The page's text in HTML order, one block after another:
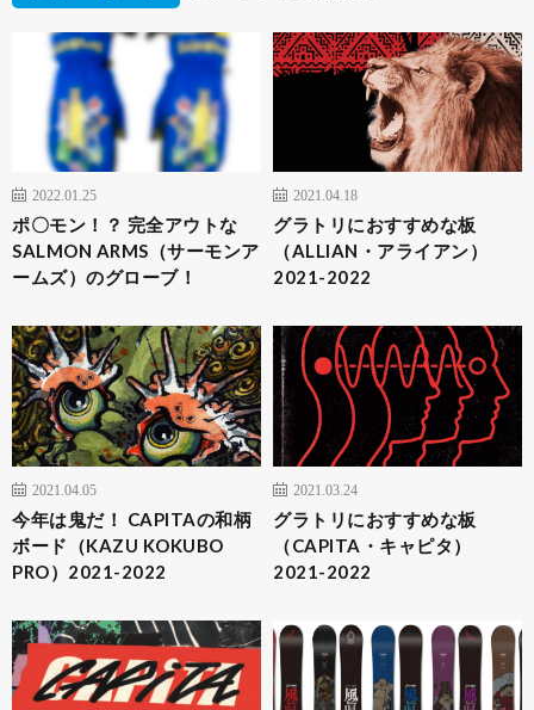
2022.01.25
ポ〇モン！？ 完全アウトな
SALMON ARMS（サーモンア
ームズ）のグローブ！
2021.04.18
グラトリにおすすめな板
（ALLIAN・アライアン）
2021-2022
2021.04.05
今年は鬼だ！ CAPITAの和柄
ボード（KAZU KOKUBO
PRO）2021-2022
2021.03.24
グラトリにおすすめな板
（CAPITA・キャピタ）
2021-2022